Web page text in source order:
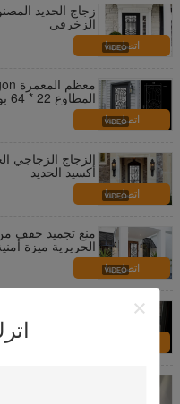
زجاج الحديد
الزخرفي
اتصل بنا
المطاوع 22 * ​​64 بوصة حجم الشكل وضعت
اتصل بنا
الزجاج الزجاجي
أكسيد الحديد
اتصل بنا
منع تجميد خفف
الحريرية ميزة
اتصل بنا
الألومنيوم الستائر